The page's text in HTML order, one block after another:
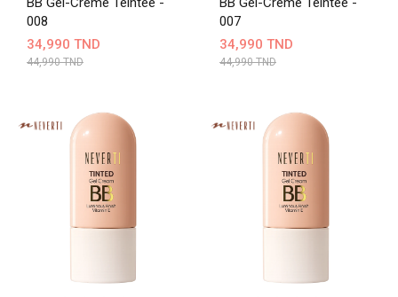
008
34,990 TND
44,990 TND
007
34,990 TND
44,990 TND